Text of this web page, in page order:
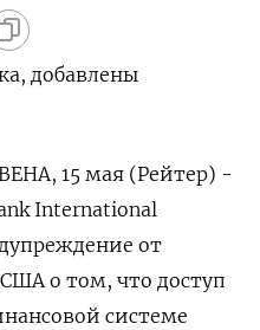
добавлены
15 мая (Рейтер) -
International
от
о том, что доступ
системе